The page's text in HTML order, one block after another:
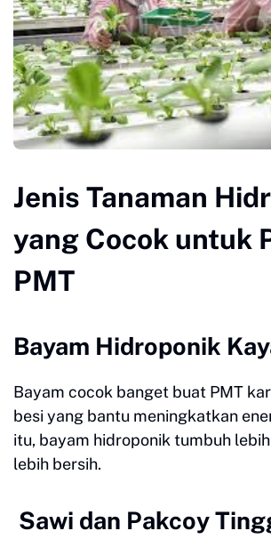
Jenis Tanaman
yang Cocok untuk
PMT
Bayam Hidroponik
Bayam cocok banget buat PMT
besi yang bantu meningkatkan
itu, bayam hidroponik tumbuh
lebih bersih.
Sawi dan Pakcoy